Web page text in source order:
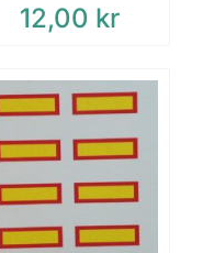
12,00 kr